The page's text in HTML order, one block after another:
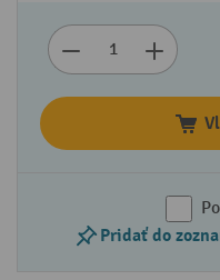
Pridať do